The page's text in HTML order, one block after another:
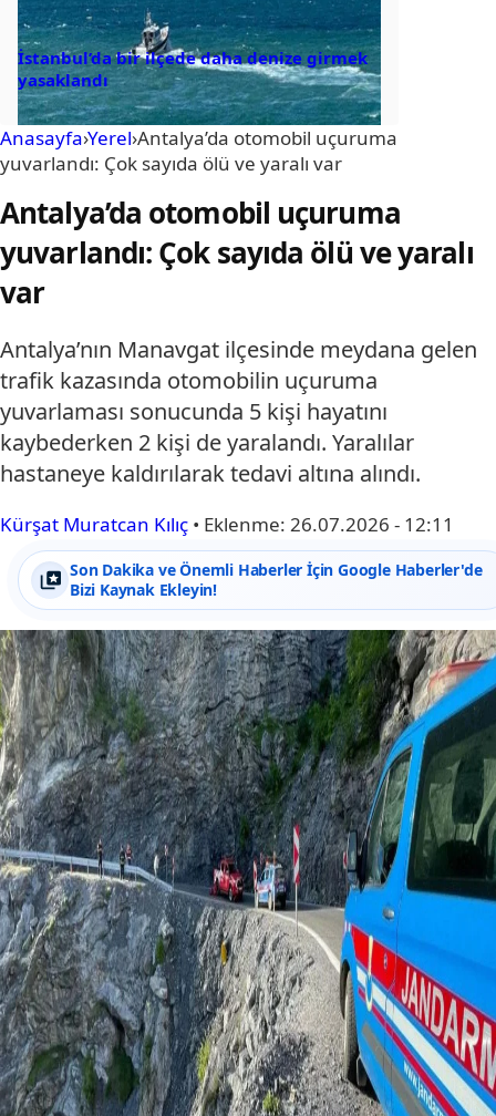
İstanbul’da bir ilçede daha denize girmek
yasaklandı
Anasayfa›Yerel›Antalya’da otomobil uçuruma
yuvarlandı: Çok sayıda ölü ve yaralı var
Antalya’da otomobil uçuruma
yuvarlandı: Çok sayıda ölü ve yaralı
var
Antalya’nın Manavgat ilçesinde meydana gelen
trafik kazasında otomobilin uçuruma
yuvarlaması sonucunda 5 kişi hayatını
kaybederken 2 kişi de yaralandı. Yaralılar
hastaneye kaldırılarak tedavi altına alındı.
Kürşat Muratcan Kılıç • Eklenme: 26.07.2026 - 12:11
Son Dakika ve Önemli Haberler İçin Google Haberler'de
Bizi Kaynak Ekleyin!